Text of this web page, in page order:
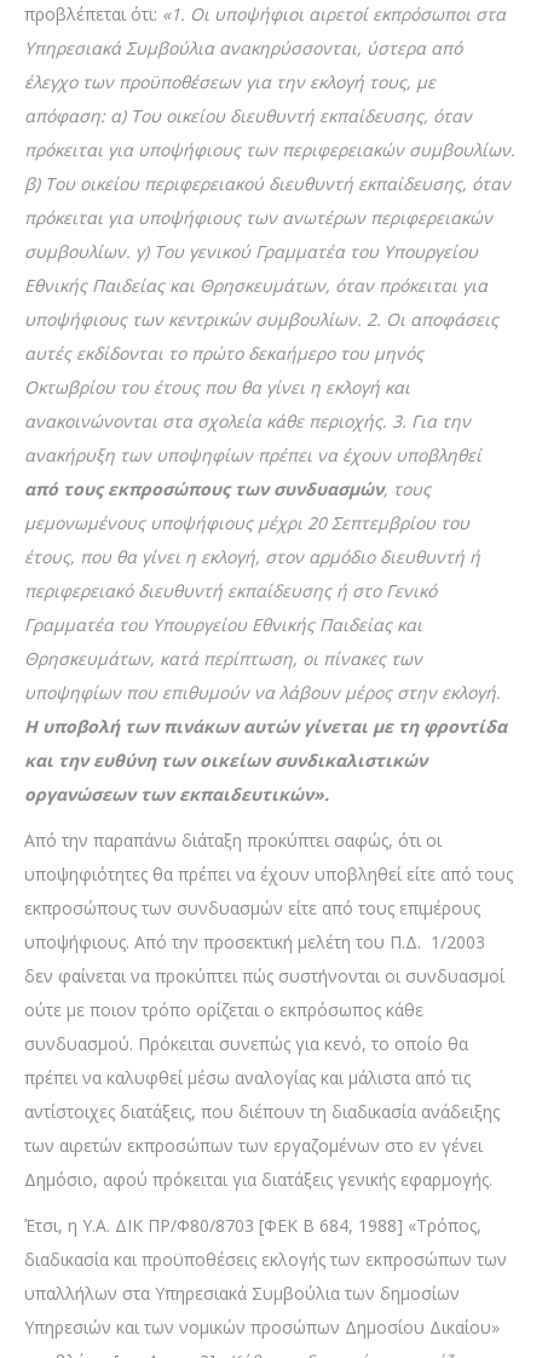
προβλέπεται ότι: «1. Οι υποψήφιοι αιρετοί εκπρόσωποι στα
Υπηρεσιακά Συμβούλια ανακηρύσσονται, ύστερα από
έλεγχο των προϋποθέσεων για την εκλογή τους, με
απόφαση: α) Του οικείου διευθυντή εκπαίδευσης, όταν
πρόκειται για υποψήφιους των περιφερειακών συμβουλίων.
β) Του οικείου περιφερειακού διευθυντή εκπαίδευσης, όταν
πρόκειται για υποψήφιους των ανωτέρων περιφερειακών
συμβουλίων. γ) Του γενικού Γραμματέα του Υπουργείου
Εθνικής Παιδείας και Θρησκευμάτων, όταν πρόκειται για
υποψήφιους των κεντρικών συμβουλίων. 2. Οι αποφάσεις
αυτές εκδίδονται το πρώτο δεκαήμερο του μηνός
Οκτωβρίου του έτους που θα γίνει η εκλογή και
ανακοινώνονται στα σχολεία κάθε περιοχής. 3. Για την
ανακήρυξη των υποψηφίων πρέπει να έχουν υποβληθεί
από τους εκπροσώπους των συνδυασμών, τους
μεμονωμένους υποψήφιους μέχρι 20 Σεπτεμβρίου του
έτους, που θα γίνει η εκλογή, στον αρμόδιο διευθυντή ή
περιφερειακό διευθυντή εκπαίδευσης ή στο Γενικό
Γραμματέα του Υπουργείου Εθνικής Παιδείας και
Θρησκευμάτων, κατά περίπτωση, οι πίνακες των
υποψηφίων που επιθυμούν να λάβουν μέρος στην εκλογή.
Η υποβολή των πινάκων αυτών γίνεται με τη φροντίδα
και την ευθύνη των οικείων συνδικαλιστικών
οργανώσεων των εκπαιδευτικών».
Από την παραπάνω διάταξη προκύπτει σαφώς, ότι οι
υποψηφιότητες θα πρέπει να έχουν υποβληθεί είτε από τους
εκπροσώπους των συνδυασμών είτε από τους επιμέρους
υποψήφιους. Από την προσεκτική μελέτη του Π.Δ. 1/2003
δεν φαίνεται να προκύπτει πώς συστήνονται οι συνδυασμοί
ούτε με ποιον τρόπο ορίζεται ο εκπρόσωπος κάθε
συνδυασμού. Πρόκειται συνεπώς για κενό, το οποίο θα
πρέπει να καλυφθεί μέσω αναλογίας και μάλιστα από τις
αντίστοιχες διατάξεις, που διέπουν τη διαδικασία ανάδειξης
των αιρετών εκπροσώπων των εργαζομένων στο εν γένει
Δημόσιο, αφού πρόκειται για διατάξεις γενικής εφαρμογής.
Έτσι, η Υ.Α. ΔΙΚ ΠΡ/Φ80/8703 [ΦΕΚ Β 684, 1988] «Τρόπος,
διαδικασία και προϋποθέσεις εκλογής των εκπροσώπων των
υπαλλήλων στα Υπηρεσιακά Συμβούλια των δημοσίων
Υπηρεσιών και των νομικών προσώπων Δημοσίου Δικαίου»